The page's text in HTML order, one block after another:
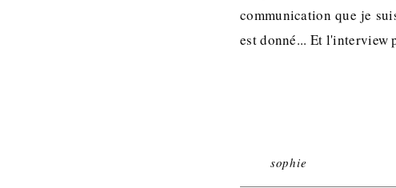
communication que je
est donné... Et l'interview
sophie